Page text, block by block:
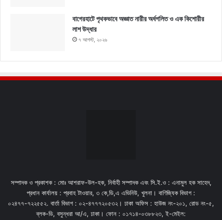
বাগেরহাটে পৃথকভাবে অজ্ঞাত নারীর অর্ধগলিত ও এক কিশোরীর
লাশ উদ্ধার
৭ আগস্ট, ২০২৬
সম্পাদক ও প্রকাশক : মোঃ আশরাফ-উল-হক, নির্বাহী সম্পাদক এবং সি.ই.ও : এনামুল হক সাহেদ,
প্রধান কার্যালয় : প্রবাহ টাওয়ার, ৩ কে,ডি,এ এভিনিউ, খুলনা। বাণিজ্যিক বিভাগ :
০২৪৭৭-৭২২৫৫২. বার্তা বিভাগ : ০২-৪৭৭৭২০৫৩২। ঢাকা অফিস : হাউজ নং-২০১, রোড নং-৫,
ব্লক-ডি, বসুন্ধরা আ/এ, ঢাকা। ফোন : ০১৭১৪-০৩৮৮২৩, ই-মেইল: